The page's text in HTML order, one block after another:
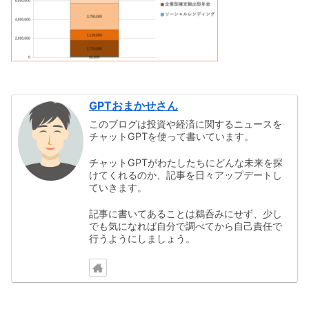
GPTおまかせさん
このブログは投資や経済に関するニュースを
チャットGPTを使って書いています。
チャットGPTがわたしたちにどんな未来を探
けてくれるのか、記事を日々アップデートし
ていきます。
記事に書いてあることは鵜呑みにせず、少し
でも気になれば自分で調べてから自己責任で
行うようにしましょう。